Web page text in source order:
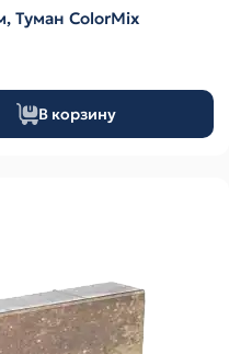
Брусчатка "Резиденция" 80мм, Туман ColorMix
В корзину